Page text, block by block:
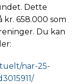
Dette
658.000 som
Du kan
nar-25-